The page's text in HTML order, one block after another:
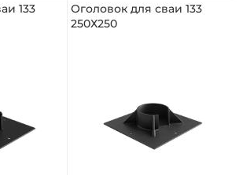
133
Оголовок для сваи 133
250Х250